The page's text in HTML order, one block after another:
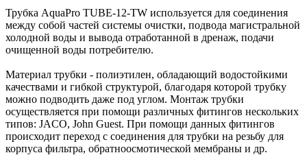
Трубка AquaPro TUBE-12-TW используется для соединения
между собой частей системы очистки, подвода магистральной
холодной воды и вывода отработанной в дренаж, подачи
очищенной воды потребителю.
Материал трубки - полиэтилен, обладающий водостойкими
качествами и гибкой структурой, благодаря которой трубку
можно подводить даже под углом. Монтаж трубки
осуществляется при помощи различных фитингов нескольких
типов: JACO, John Guest. При помощи данных фитингов
происходит переход с соединения для трубки на резьбу для
корпуса фильтра, обратноосмотической мембраны и др.